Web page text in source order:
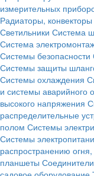
измерительных
Радиаторы, конвекторы
Светильники Система
Система
Системы безопасности
Системы защиты
Системы охлаждения
и системы аварийного
высокого напряжения
распределительные
полом Системы
Системы
распространению
планшеты